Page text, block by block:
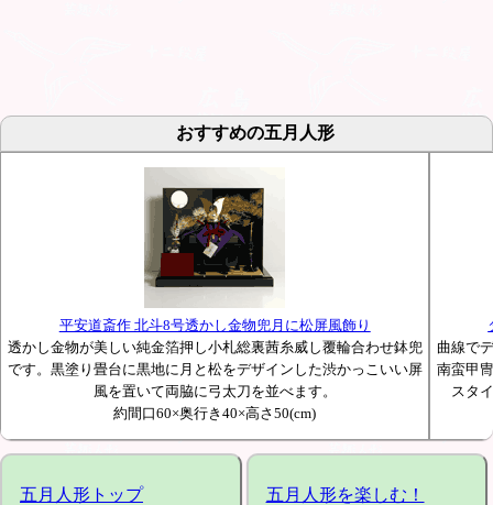
おすすめの五月人形
平安道斎作 北斗8号透かし金物兜月に松屏風飾り
透かし金物が美しい純金箔押し小札総裏茜糸威し覆輪合わせ鉢兜
です。黒塗り畳台に黒地に月と松をデザインした渋かっこいい屏
風を置いて両脇に弓太刀を並べます。
約間口60×奥行き40×高さ50(cm)
曲線で
南蛮甲
スタ
五月人形トップ 五月人形を楽しむ！